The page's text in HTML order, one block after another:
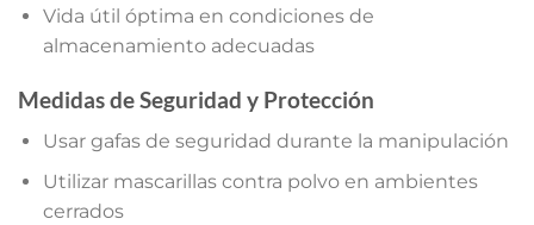
Vida útil óptima en condiciones de
almacenamiento adecuadas
Medidas de Seguridad y Protección
Usar gafas de seguridad durante la manipulación
Utilizar mascarillas contra polvo en ambientes
cerrados